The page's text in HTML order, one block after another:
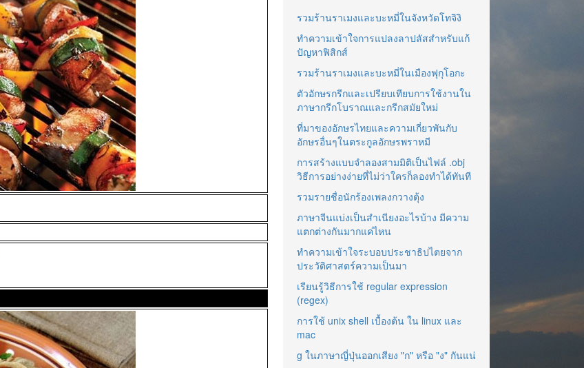
รวมร้านราเมงและบะหมี่ในจังหวัดโทจิงิ
ทำความเข้าใจการแปลงลาปลัสสำหรับแก้
ปัญหาฟิสิกส์
รวมร้านราเมงและบะหมี่ในเมืองฟุกุโอกะ
ตัวอักษรกรีกและเปรียบเทียบการใช้งานใน
ภาษากรีกโบราณและกรีกสมัยใหม่
ที่มาของอักษรไทยและความเกี่ยวพันกับ
อักษรอื่นๆในตระกูลอักษรพราหมี
การสร้างแบบจำลองสามมิติเป็นไฟล์ .obj
วิธีการอย่างง่ายที่ไม่ว่าใครก็ลองทำได้ทันที
รวมรายชื่อนักร้องเพลงกวางตุ้ง
ภาษาจีนแบ่งเป็นสำเนียงอะไรบ้าง มีความ
แตกต่างกันมากแค่ไหน
ทำความเข้าใจระบอบประชาธิปไตยจาก
ประวัติศาสตร์ความเป็นมา
เรียนรู้วิธีการใช้ regular expression
(regex)
การใช้ unix shell เบื้องต้น ใน linux และ
mac
g ในภาษาญี่ปุ่นออกเสียง "ก" หรือ "ง" กันแน่